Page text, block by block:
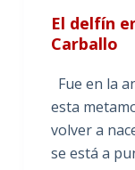
El delfín
Carballo
Fue en la
esta
volver a
se está a